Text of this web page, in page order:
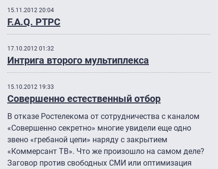
15.11.2012 20:04
F.A.Q. РТРС
17.10.2012 01:32
Интрига второго мультиплекса
15.10.2012 19:33
Совершенно естественный отбор
В отказе Ростелекома от сотрудничества с каналом
«Совершенно секретно» многие увидели еще одно
звено «гребаной цепи» наряду с закрытием
«Коммерсант ТВ». Что же произошло на самом деле?
Заговор против свободных СМИ или оптимизация